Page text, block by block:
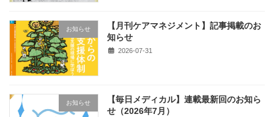
り
お知らせ
【月刊ケアマネジメント】記事掲載のお
知らせ
2026-07-31
お知らせ
【毎日メディカル】連載最新回のお知ら
せ（2026年7月）